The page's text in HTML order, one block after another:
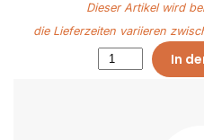
Dieser Artikel wird
die Lieferzeiten variieren
In